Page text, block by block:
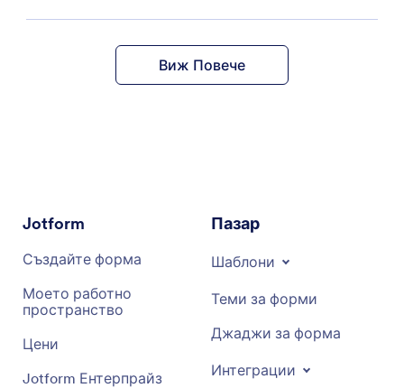
Виж Повече
Jotform
Създайте форма
Моето работно
пространство
Цени
Jotform Ентерпрайз
Пазар
Шаблони
Теми за форми
Джаджи за форма
Интеграции